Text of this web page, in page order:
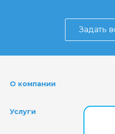
Задать
О компании
Услуги